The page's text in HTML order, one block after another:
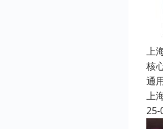
上
核
通
上
25-